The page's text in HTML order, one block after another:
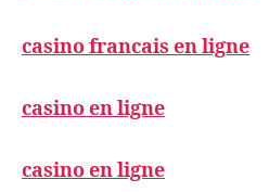
casino francais en ligne
casino en ligne
casino en ligne